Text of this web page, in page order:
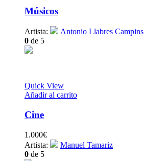
Músicos
Artista:
Antonio Llabres Campins
0 de 5
Quick View
Añadir al carrito
Cine
1.000€
Artista:
Manuel Tamariz
0 de 5